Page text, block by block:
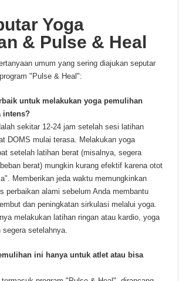
Yoga
& Pulse & Heal
umum yang sering diajukan seputar
"Pulse & Heal":
untuk melakukan yoga pemulihan
intens?
sekitar 12-24 jam setelah sesi latihan
DOMS mulai terasa. Melakukan yoga
setelah latihan berat (misalnya, segera
berat) mungkin kurang efektif karena otot
Memberikan jeda waktu memungkinkan
perbaikan alami sebelum Anda membantu
dan peningkatan sirkulasi melalui yoga.
melakukan latihan ringan atau kardio, yoga
setelahnya.
ini hanya untuk atlet atau bisa